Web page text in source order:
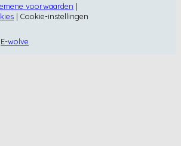
voorwaarden |
| Cookie-instellingen
E-wolve